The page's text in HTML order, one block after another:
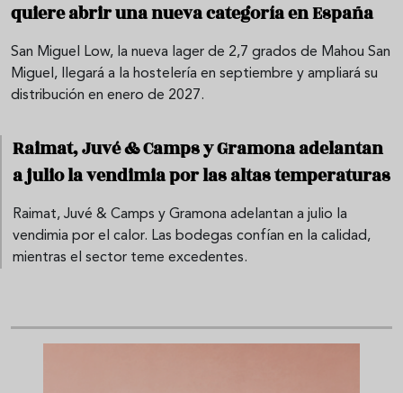
quiere abrir una nueva categoría en España
San Miguel Low, la nueva lager de 2,7 grados de Mahou San
Miguel, llegará a la hostelería en septiembre y ampliará su
distribución en enero de 2027.
Raimat, Juvé & Camps y Gramona adelantan
a julio la vendimia por las altas temperaturas
Raimat, Juvé & Camps y Gramona adelantan a julio la
vendimia por el calor. Las bodegas confían en la calidad,
mientras el sector teme excedentes.